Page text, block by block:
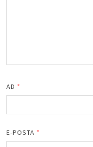
AD *
E-POSTA *